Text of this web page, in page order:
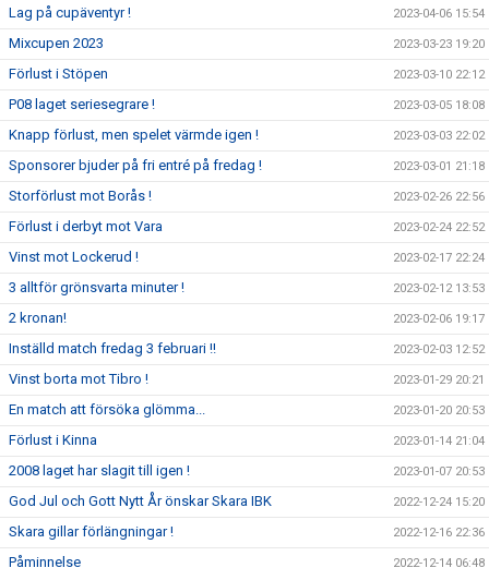
Lag på cupäventyr ! 2023-04-06 15:54
Mixcupen 2023 2023-03-23 19:20
Förlust i Stöpen 2023-03-10 22:12
P08 laget seriesegrare ! 2023-03-05 18:08
Knapp förlust, men spelet värmde igen ! 2023-03-03 22:02
Sponsorer bjuder på fri entré på fredag ! 2023-03-01 21:18
Storförlust mot Borås ! 2023-02-26 22:56
Förlust i derbyt mot Vara 2023-02-24 22:52
Vinst mot Lockerud ! 2023-02-17 22:24
3 alltför grönsvarta minuter ! 2023-02-12 13:53
2 kronan! 2023-02-06 19:17
Inställd match fredag 3 februari !! 2023-02-03 12:52
Vinst borta mot Tibro ! 2023-01-29 20:21
En match att försöka glömma... 2023-01-20 20:53
Förlust i Kinna 2023-01-14 21:04
2008 laget har slagit till igen ! 2023-01-07 20:53
God Jul och Gott Nytt År önskar Skara IBK 2022-12-24 15:20
Skara gillar förlängningar ! 2022-12-16 22:36
Påminnelse 2022-12-14 06:48